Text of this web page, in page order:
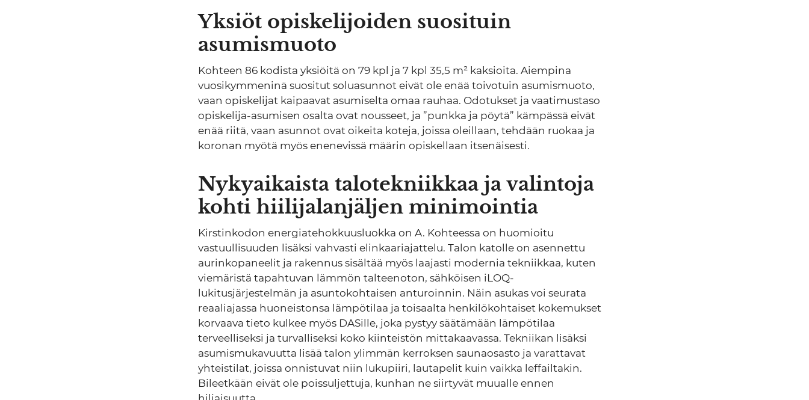
Yksiöt opiskelijoiden suosituin
asumismuoto
Kohteen 86 kodista yksiöitä on 79 kpl ja 7 kpl 35,5 m² kaksioita. Aiempina
vuosikymmeninä suositut soluasunnot eivät ole enää toivotuin asumismuoto,
vaan opiskelijat kaipaavat asumiselta omaa rauhaa. Odotukset ja vaatimustaso
opiskelija-asumisen osalta ovat nousseet, ja ”punkka ja pöytä” kämpässä eivät
enää riitä, vaan asunnot ovat oikeita koteja, joissa oleillaan, tehdään ruokaa ja
koronan myötä myös enenevissä määrin opiskellaan itsenäisesti.
Nykyaikaista talotekniikkaa ja valintoja
kohti hiilijalanjäljen minimointia
Kirstinkodon energiatehokkuusluokka on A. Kohteessa on huomioitu
vastuullisuuden lisäksi vahvasti elinkaariajattelu. Talon katolle on asennettu
aurinkopaneelit ja rakennus sisältää myös laajasti modernia tekniikkaa, kuten
viemäristä tapahtuvan lämmön talteenoton, sähköisen iLOQ-
lukitusjärjestelmän ja asuntokohtaisen anturoinnin. Näin asukas voi seurata
reaaliajassa huoneistonsa lämpötilaa ja toisaalta henkilökohtaiset kokemukset
korvaava tieto kulkee myös DASille, joka pystyy säätämään lämpötilaa
terveelliseksi ja turvalliseksi koko kiinteistön mittakaavassa. Tekniikan lisäksi
asumismukavuutta lisää talon ylimmän kerroksen saunaosasto ja varattavat
yhteistilat, joissa onnistuvat niin lukupiiri, lautapelit kuin vaikka leffailtakin.
Bileetkään eivät ole poissuljettuja, kunhan ne siirtyvät muualle ennen